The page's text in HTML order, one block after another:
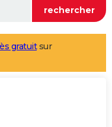
gratuitsur